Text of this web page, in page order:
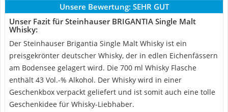
Unsere Bewertung: SEHR GUT
Unser Fazit für Steinhauser BRIGANTIA Single Malt
Whisky:
Der Steinhauser Brigantia Single Malt Whisky ist ein
preisgekrönter deutscher Whisky, der in edlen Eichenfässern
am Bodensee gelagert wird. Die 700 ml Whisky Flasche
enthält 43 Vol.-% Alkohol. Der Whisky wird in einer
Geschenkbox verpackt geliefert und ist somit auch eine tolle
Geschenkidee für Whisky-Liebhaber.